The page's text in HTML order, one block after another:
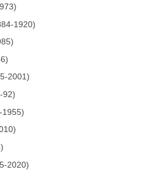
1920)
2001)
92)
1955)
2020)